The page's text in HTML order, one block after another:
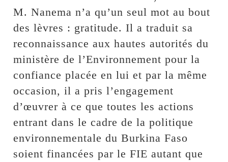
M. Nanema n’a qu’un seul mot au bout
des lèvres : gratitude. Il a traduit sa
reconnaissance aux hautes autorités du
ministère de l’Environnement pour la
confiance placée en lui et par la même
occasion, il a pris l’engagement
d’œuvrer à ce que toutes les actions
entrant dans le cadre de la politique
environnementale du Burkina Faso
soient financées par le FIE autant que